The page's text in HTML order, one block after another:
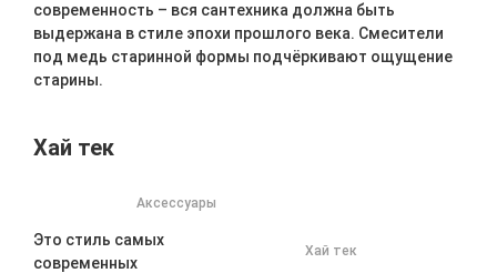
современность – вся сантехника должна быть
выдержана в стиле эпохи прошлого века. Смесители
под медь старинной формы подчёркивают ощущение
старины.
Хай тек
Аксессуары
Хай тек
Это стиль самых
современных